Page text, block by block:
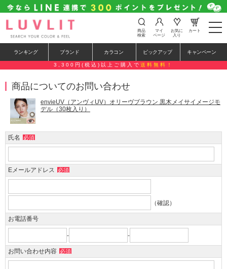
t
o
e
n
g
o
商品
検索
マイ
ページ
お気に
入り
カート
ランキング ブランド カラコン ピックアップ キャンペーン
3,300円(税込)以上ご購入で 送料無料！
商品についてのお問い合わせ
envieUV（アンヴィUV）オリーヴブラウン 黒木メイサイメージモ
デル（30枚入り）
氏名 必須
Eメールアドレス 必須
（確認）
お電話番号
- -
お問い合わせ内容 必須